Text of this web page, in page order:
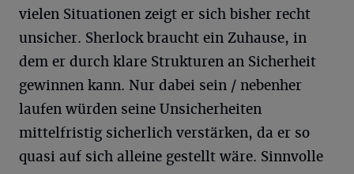
vielen Situationen zeigt er sich bisher recht
unsicher. Sherlock braucht ein Zuhause, in
dem er durch klare Strukturen an Sicherheit
gewinnen kann. Nur dabei sein / nebenher
laufen würden seine Unsicherheiten
mittelfristig sicherlich verstärken, da er so
quasi auf sich alleine gestellt wäre. Sinnvolle